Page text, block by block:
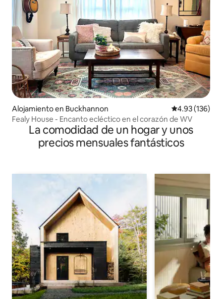
Alojamiento en Buckhannon Calificación
4.93 (136)
Fealy House - Encanto ecléctico en el corazón de WV
La comodidad de un hogar y unos
precios mensuales fantásticos